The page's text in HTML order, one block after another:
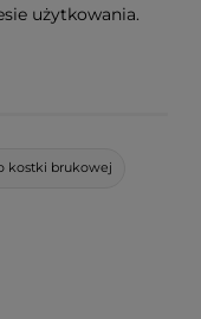
kostki brukowej
użytkowania.